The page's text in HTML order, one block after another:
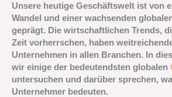
Unsere heutige Geschäftswelt ist von
Wandel und einer wachsenden
geprägt. Die wirtschaftlichen Trends,
Zeit vorherrschen, haben
Unternehmen in allen Branchen. In
wir einige der bedeutendsten globalen
untersuchen und darüber sprechen,
Unternehmer bedeuten.